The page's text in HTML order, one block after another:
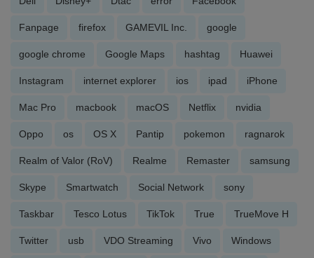
Fanpage firefox GAMEVIL Inc. google
google chrome Google Maps hashtag Huawei
Instagram internet explorer ios ipad iPhone
Mac Pro macbook macOS Netflix nvidia
Oppo os OS X Pantip pokemon ragnarok
Realm of Valor (RoV) Realme Remaster samsung
Skype Smartwatch Social Network sony
Taskbar Tesco Lotus TikTok True TrueMove H
Twitter usb VDO Streaming Vivo Windows